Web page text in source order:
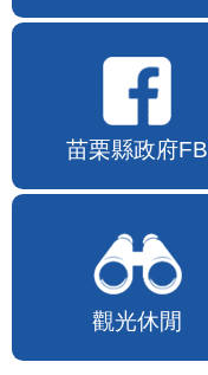
苗栗縣政府FB
觀光休閒